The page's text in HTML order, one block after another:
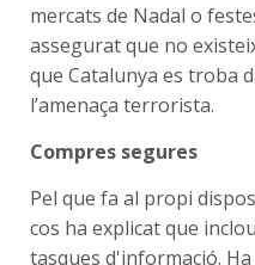
mercats de Nadal o
assegurat que no
que Catalunya es troba
l’amenaça terrorista.
Compres segures
Pel que fa al propi
cos ha explicat que
tasques d'informació.